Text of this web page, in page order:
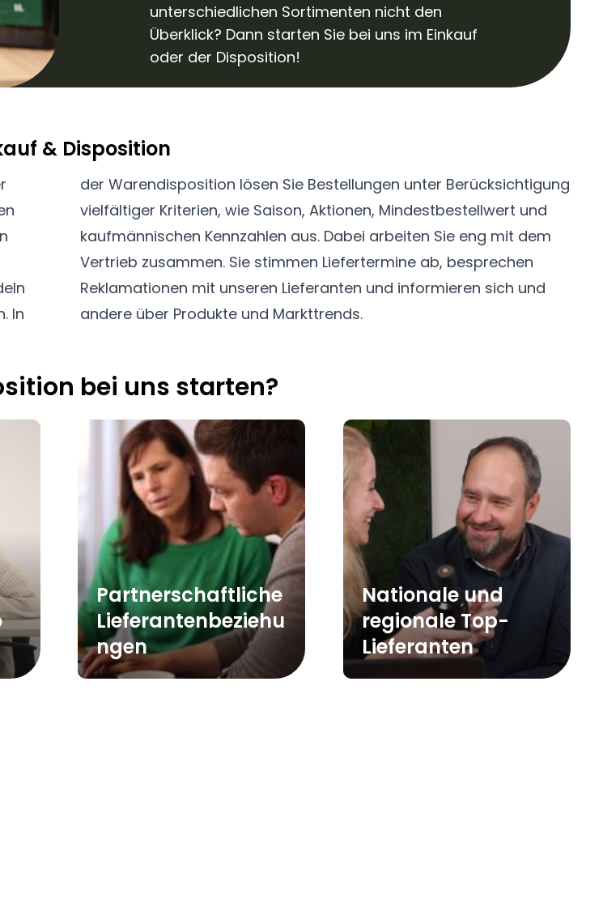
unterschiedlichen Sortimenten nicht den
Überklick? Dann starten Sie bei uns im Einkauf
oder der Disposition!
& Disposition
In
andere über Produkte und Markttrends.
bei uns starten?
Partnerschaftliche
Lieferantenbeziehu
ngen
Nationale und
regionale Top-
Lieferanten